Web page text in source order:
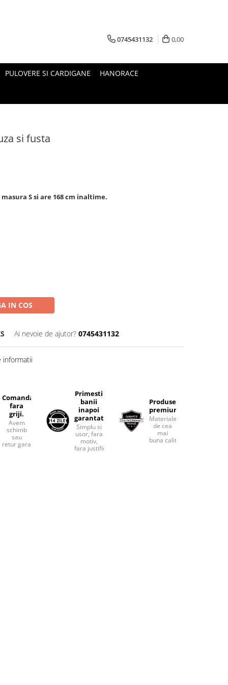
0745431132 0,00
PULOVERE SI CARDIGANE HANORACE
si fusta
S si are 168 cm inaltime.
IN COS
Ai nevoie de ajutor? 0745431132
informatii
Comanda
fara
griji.
Avem
schimb
sau
retur garantat.
Primesti
banii
inapoi
garantat
Simplu si
usor, fara
motiv,
fara justificari.
Produse
premium.
Materiale
de cea
mai
buna calitate.